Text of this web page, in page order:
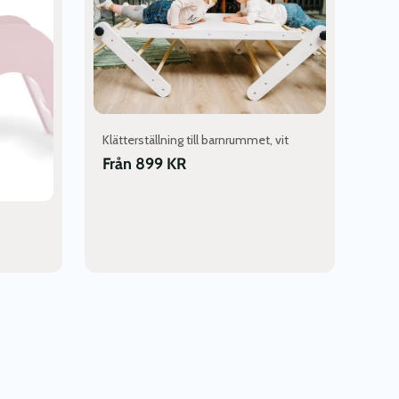
Klätterställning till barnrummet, vit
Från 899 KR
flera
varianter.
De
olika
alternativen
kan
produktsidan